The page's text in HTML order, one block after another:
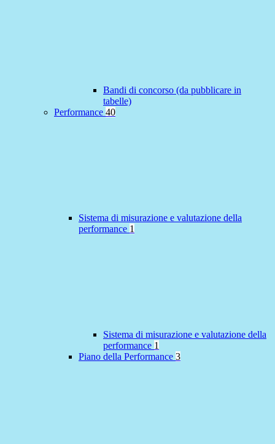
Bandi di concorso (da pubblicare in
tabelle)
Performance 40
Sistema di misurazione e valutazione della
performance 1
Sistema di misurazione e valutazione della
performance 1
Piano della Performance 3